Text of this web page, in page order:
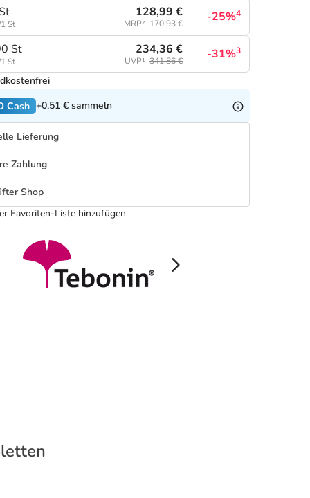
St
128,99 €
MRP² 170,93 € -25%4
St
St
234,36 €
UVP¹ 341,86 € -31%3
Cash +0,51 € sammeln
Lieferung
Zahlung
Shop
Favoriten-Liste hinzufügen